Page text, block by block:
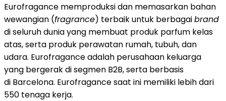
Eurofragance memproduksi dan memasarkan bahan
wewangian (fragrance) terbaik untuk berbagaibrand
di seluruh dunia yang membuat produk parfum kelas
atas, serta produk perawatan rumah, tubuh, dan
udara. Eurofragance adalah perusahaan keluarga
yang bergerak di segmen B2B, serta berbasis
di Barcelona. Eurofragance saat ini memiliki lebih dari
550 tenaga kerja.